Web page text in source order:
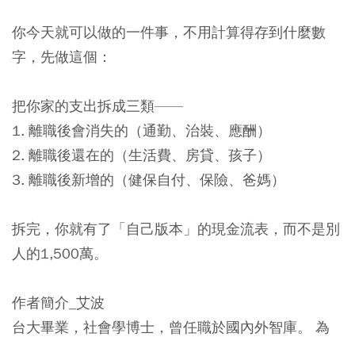
你今天就可以做的一件事，不用計算得存到什麼數
字，先做這個：
把你家的支出拆成三類——
1. 離職後會消失的（通勤、治裝、應酬）
2. 離職後還在的（生活費、房貸、孩子）
3. 離職後新增的（健保自付、保險、爸媽）
拆完，你就有了「自己版本」的現金流表，而不是別
人的1,500萬。
作者簡介_艾波
台大畢業，社會學博士，曾任職於國內外智庫。 為